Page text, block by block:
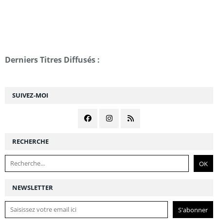
NEWSLETTER
SUIVEZ-MOI
RECHERCHE
Derniers Titres Diffusés :